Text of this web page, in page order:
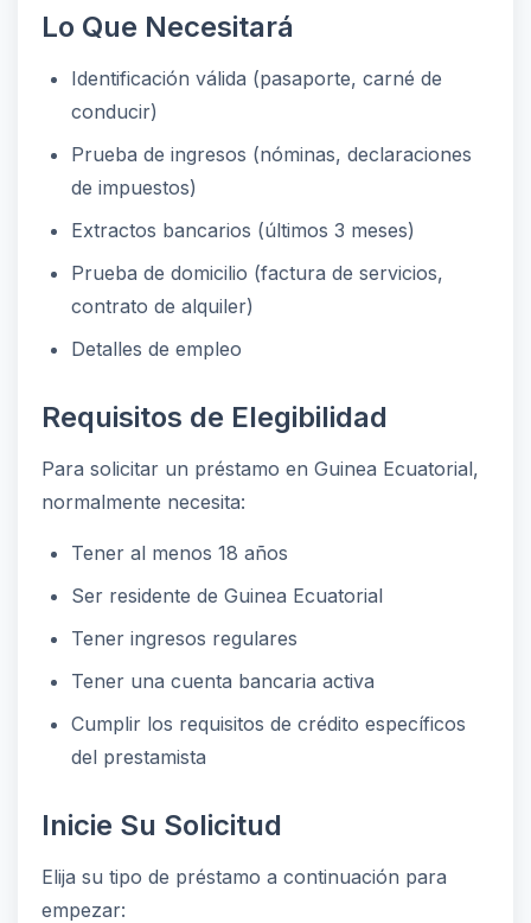
Lo Que Necesitará
Identificación válida (pasaporte, carné de
conducir)
Prueba de ingresos (nóminas, declaraciones
de impuestos)
Extractos bancarios (últimos 3 meses)
Prueba de domicilio (factura de servicios,
contrato de alquiler)
Detalles de empleo
Requisitos de Elegibilidad
Para solicitar un préstamo en Guinea Ecuatorial,
normalmente necesita:
Tener al menos 18 años
Ser residente de Guinea Ecuatorial
Tener ingresos regulares
Tener una cuenta bancaria activa
Cumplir los requisitos de crédito específicos
del prestamista
Inicie Su Solicitud
Elija su tipo de préstamo a continuación para
empezar: